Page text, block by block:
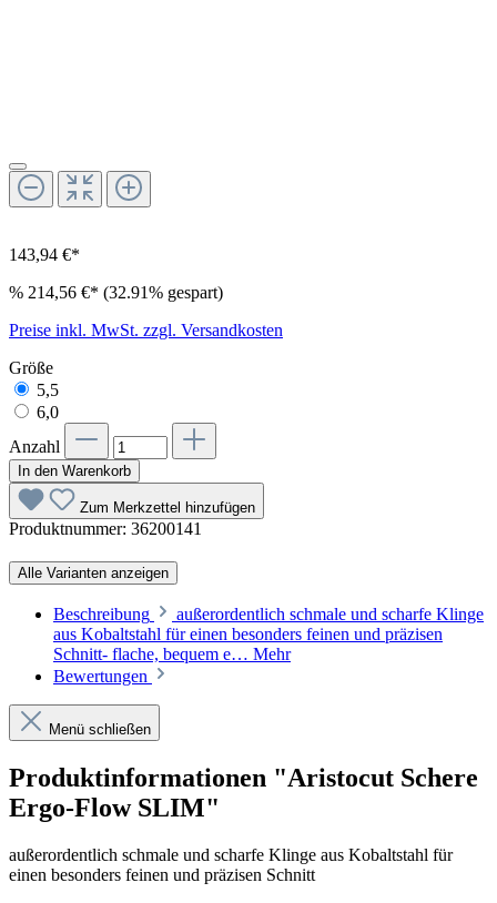
143,94 €*
% 214,56 €* (32.91% gespart)
Preise inkl. MwSt. zzgl. Versandkosten
Größe
5,5
6,0
Anzahl
In den Warenkorb
Zum Merkzettel hinzufügen
Produktnummer: 36200141
Alle Varianten anzeigen
Beschreibung
außerordentlich schmale und scharfe Klinge
aus Kobaltstahl für einen besonders feinen und präzisen
Schnitt- flache, bequem e… Mehr
Bewertungen
Menü schließen
Produktinformationen "Aristocut Schere
Ergo-Flow SLIM"
außerordentlich schmale und scharfe Klinge aus Kobaltstahl für
einen besonders feinen und präzisen Schnitt